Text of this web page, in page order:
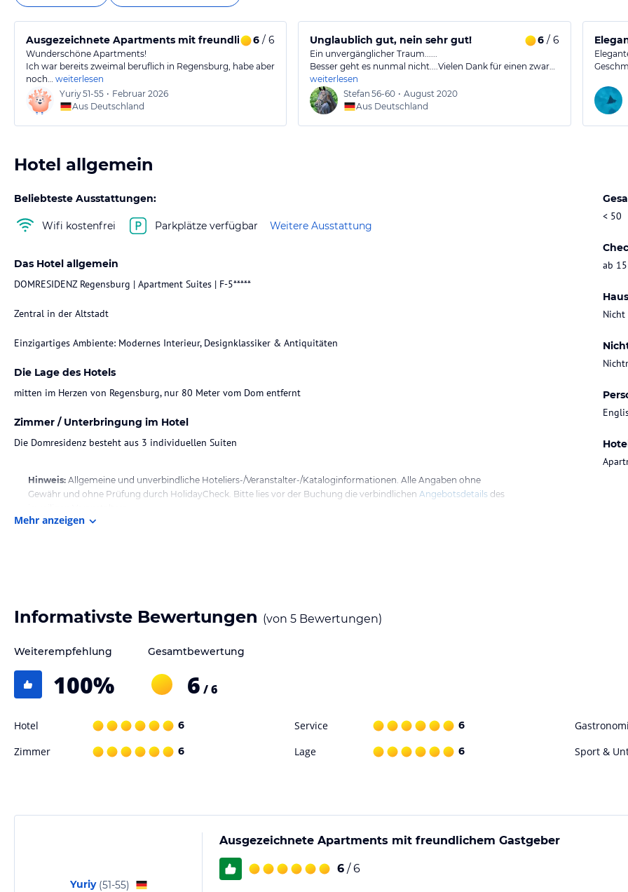
Ausgezeichnete Apartments mit freundlichem Gastgeber
6 / 6
Wunderschöne Apartments!
Ich war bereits zweimal beruflich in Regensburg, habe aber
noch… weiterlesen
Yuriy51-55 • Februar 2026
Aus Deutschland
Unglaublich gut, nein sehr gut! 6/ 6
Ein unvergänglicher Traum......
Besser geht es nunmal nicht....Vielen Dank für einen zwar…
weiterlesen
Stefan 56-60 • August 2020
Aus Deutschland
Hotel allgemein
Beliebteste Ausstattungen:
Wifi kostenfrei Parkplätze verfügbar Weitere Ausstattung
< 50
ab
Das Hotel allgemein
DOMRESIDENZ Regensburg | Apartment Suites | F-5*****
Zentral in der Altstadt
Die Lage des Hotels
mitten im Herzen von Regensburg, nur 80 Meter vom Dom entfernt
Zimmer / Unterbringung im Hotel
Die Domresidenz besteht aus 3 individuellen Suiten
Hinweis: Allgemeine und unverbindliche Hoteliers-/Veranstalter-/Kataloginformationen. Alle Angaben ohne
Gewähr und ohne Prüfung durch HolidayCheck. Bitte lies vor der Buchung die verbindlichen Angebotsdetails des
Mehr anzeigen
Informativste Bewertungen (von 5 Bewertungen)
Weiterempfehlung
100%
Gesamtbewertung
6 / 6
Hotel 6 Service 6
Zimmer 6 Lage 6 Sport &
Yuriy (51-55)
Ausgezeichnete Apartments mit freundlichem Gastgeber
6 / 6